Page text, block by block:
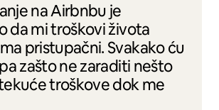
na Airbnbu je
da mi troškovi života
pristupačni. Svakako ću
zašto ne zaraditi nešto
troškove dok me